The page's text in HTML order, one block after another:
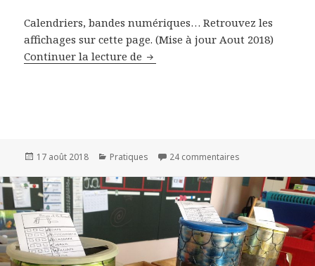
Calendriers, bandes numériques… Retrouvez les
affichages sur cette page. (Mise à jour Aout 2018)
Continuer la lecture de Affichages et outils pour la
Publié
17 août 2018 Catégories
Pratiques 24 commentaires